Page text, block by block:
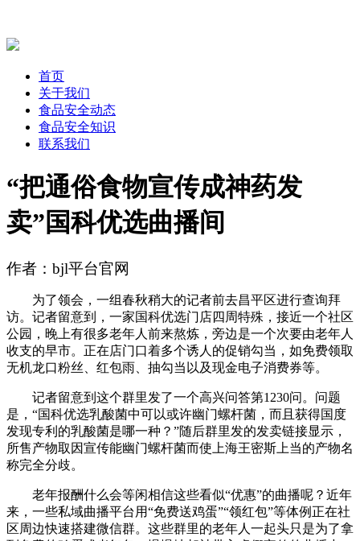
首页
关于我们
食品安全动态
食品安全知识
联系我们
“把通俗食物宣传成神药发
卖”国科优选曲播间
作者：bjl平台官网
为了领会，一组春秋稍大的记者前去昌平区进行查询拜
访。记者留意到，一家国科优选门店四周特殊，接近一个社区
公园，晚上有很多老年人前来熬炼，旁边是一个次要由老年人
收支的早市。正在店门口着多个诱人的促销勾当，如免费领取
无机龙口粉丝、红包雨、抽勾当以及现金电子消费券等。
记者留意到这个群里发了一个高兴问答第1230问。问题
是，“国科优选乳酸菌中可以或许幽门螺杆菌，而且获得国度
发现专利的乳酸菌是哪一种？”随后群里发的发卖链接显示，
所售产物取因宣传能幽门螺杆菌而使上海王密斯上当的产物名
称完全分歧。
老年报酬什么会等闲相信这些看似“优惠”的曲播呢？近年
来，一些私域曲播平台用“免费送鸡蛋”“领红包”等体例正在社
区周边快速搭建微信群。这些群里的老年人一起头只是为了拿